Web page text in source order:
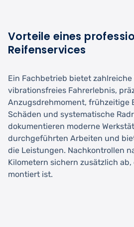
Vorteile eines
Reifenservices
Ein Fachbetrieb bietet zahlreiche
vibrationsfreies Fahrerlebnis,
Anzugsdrehmoment, frühzeitige
Schäden und systematische
dokumentieren moderne
durchgeführten Arbeiten und
die Leistungen. Nachkontrollen
Kilometern sichern zusätzlich ab,
montiert ist.